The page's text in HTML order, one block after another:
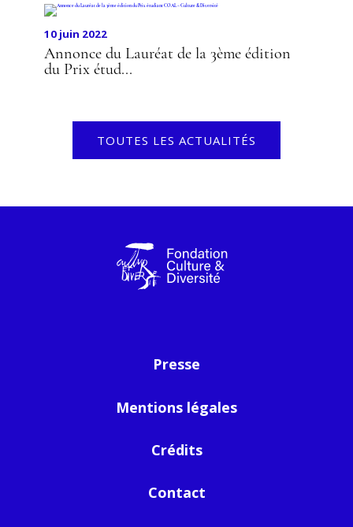
10 juin 2022
Annonce du Lauréat de la 3ème édition
du Prix étud...
TOUTES LES ACTUALITÉS
Presse
Mentions légales
Crédits
Contact